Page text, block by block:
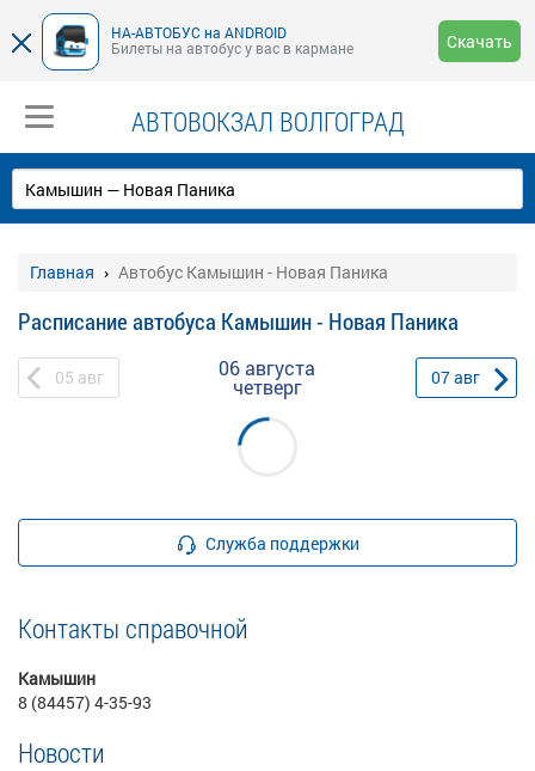
НА-АВТОБУС на ANDROID
Билеты на автобус у вас в кармане
Скачать
АВТОВОКЗАЛ ВОЛГОГРАД
Главная Автобус Камышин - Новая Паника
Расписание автобуса Камышин - Новая Паника
05 авг 06 августа
четверг 07авг
Служба поддержки
Контакты справочной
Камышин
8 (84457) 4-35-93
Новости